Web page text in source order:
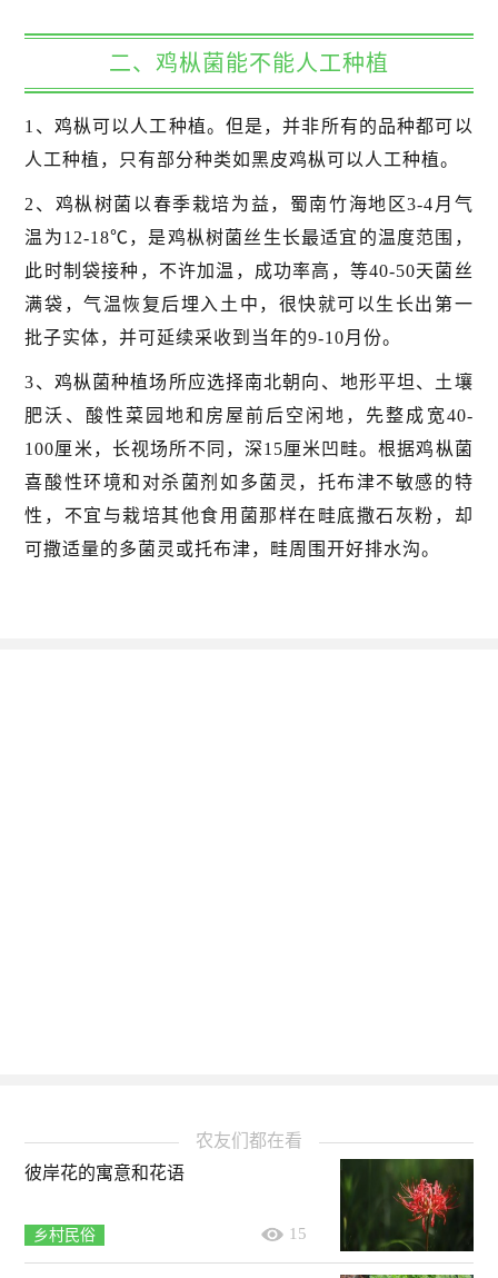
二、鸡枞菌能不能人工种植
1、鸡枞可以人工种植。但是，并非所有的品种都可以
人工种植，只有部分种类如黑皮鸡枞可以人工种植。
2、鸡枞树菌以春季栽培为益，蜀南竹海地区3-4月气
温为12-18℃，是鸡枞树菌丝生长最适宜的温度范围，
此时制袋接种，不许加温，成功率高，等40-50天菌丝
满袋，气温恢复后埋入土中，很快就可以生长出第一
批子实体，并可延续采收到当年的9-10月份。
3、鸡枞菌种植场所应选择南北朝向、地形平坦、土壤
肥沃、酸性菜园地和房屋前后空闲地，先整成宽40-
100厘米，长视场所不同，深15厘米凹畦。根据鸡枞菌
喜酸性环境和对杀菌剂如多菌灵，托布津不敏感的特
性，不宜与栽培其他食用菌那样在畦底撒石灰粉，却
可撒适量的多菌灵或托布津，畦周围开好排水沟。
农友们都在看
彼岸花的寓意和花语
乡村民俗 15